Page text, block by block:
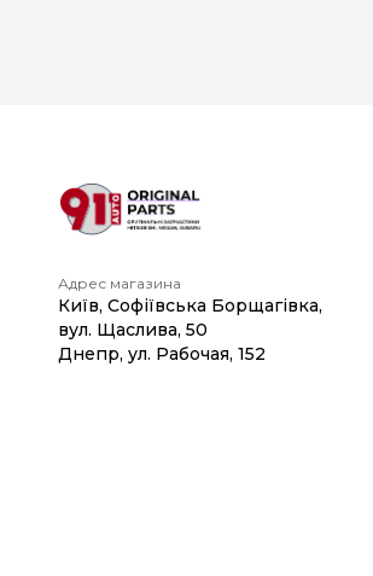
Адрес магазина
Київ, Софіївська Борщагівка,
вул. Щаслива, 50
Днепр, ул. Рабочая, 152